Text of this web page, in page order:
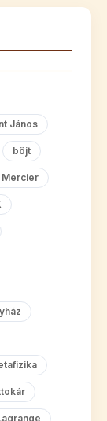
János
böjt
Mercier